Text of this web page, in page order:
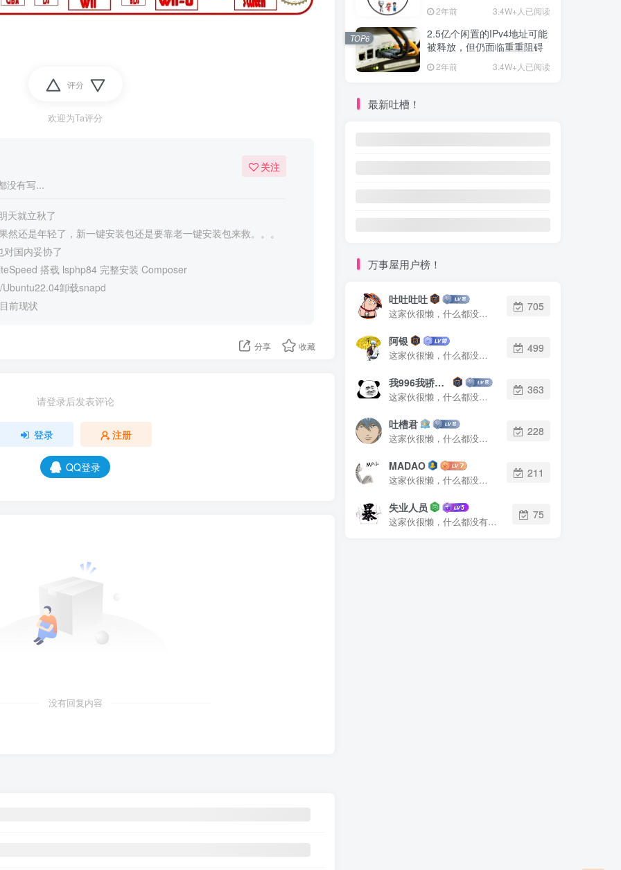
评分
欢迎为Ta评分
没有写...
关注
天就立秋了
然还是年轻了，新一键安装包还是要靠老一键安装包来救。。。
国内妥协了
搭载 lsphp84 完整安装 Composer
卸载snapd
前现状
分享 收藏
请登录后发表评论
登录 注册
QQ登录
没有回复内容
2年前 3.4W+人已阅读
2.5亿个闲置的IPv4地址可能
被释放，但仍面临重重阻碍
2年前 3.4W+人已阅读
TOP6
最新吐槽！
万事屋用户榜！
吐吐吐吐
这家伙很懒，什么都没有写...
705
阿银
这家伙很懒，什么都没有写...
499
我996我骄傲了么
这家伙很懒，什么都没有写...
363
吐槽君
这家伙很懒，什么都没有写...
228
MADAO
这家伙很懒，什么都没有写...
211
失业人员
这家伙很懒，什么都没有写...
75